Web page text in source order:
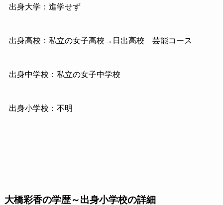
出身大学：進学せず
出身高校：私立の女子高校→日出高校 芸能コース
出身中学校：私立の女子中学校
出身小学校：不明
大橋彩香の学歴～出身小学校の詳細